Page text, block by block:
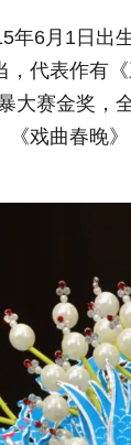
年6月1日出
，代表作有
大赛金奖，
《戏曲春晚